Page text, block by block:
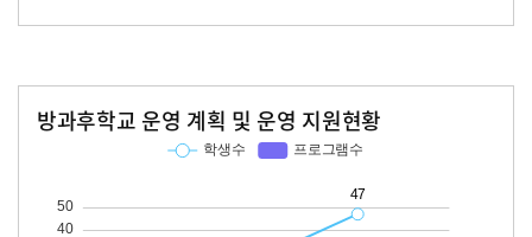
방과후학교 운영 계획 및 운영 지원현황